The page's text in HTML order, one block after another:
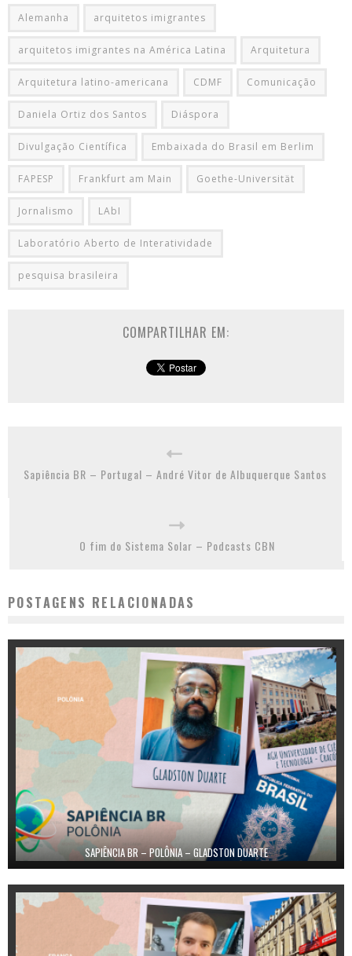
Alemanha arquitetos imigrantes
arquitetos imigrantes na América Latina Arquitetura
Arquitetura latino-americana CDMF Comunicação
Daniela Ortiz dos Santos Diáspora
Divulgação Científica Embaixada do Brasil em Berlim
FAPESP Frankfurt am Main Goethe-Universität
Jornalismo LAbI
Laboratório Aberto de Interatividade
pesquisa brasileira
COMPARTILHAR EM:
Sapiência BR – Portugal – André Vitor de Albuquerque Santos
O fim do Sistema Solar – Podcasts CBN
POSTAGENS RELACIONADAS
SAPIÊNCIA BR – POLÔNIA – GLADSTON DUARTE